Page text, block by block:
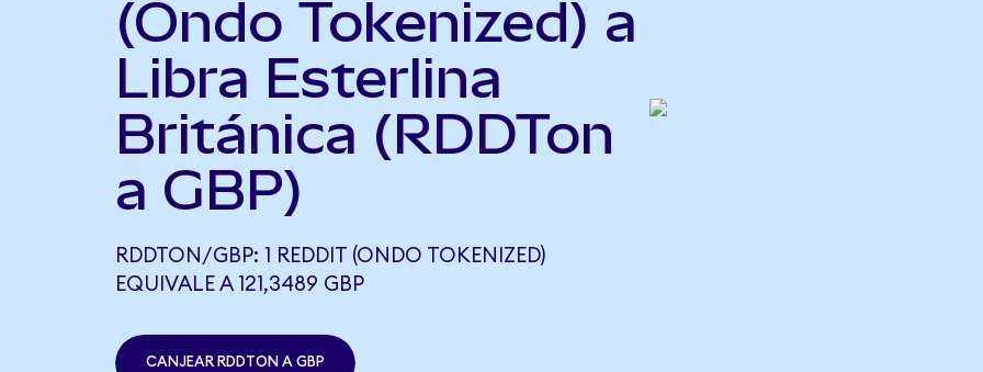
(Ondo Tokenized) a
Libra Esterlina
Británica (RDDTon
a GBP)
RDDTON/GBP: 1 REDDIT (ONDO TOKENIZED)
EQUIVALE A 121,3489 GBP
CANJEAR RDDTON A GBP